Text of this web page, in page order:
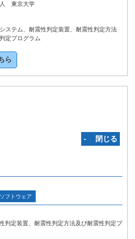
人 東京大学
ステム、耐震性判定装置、耐震性判定方法
定プログラム
ら
‐ 閉じる
フトウェア
判定装置、耐震性判定方法及び耐震性判定プ